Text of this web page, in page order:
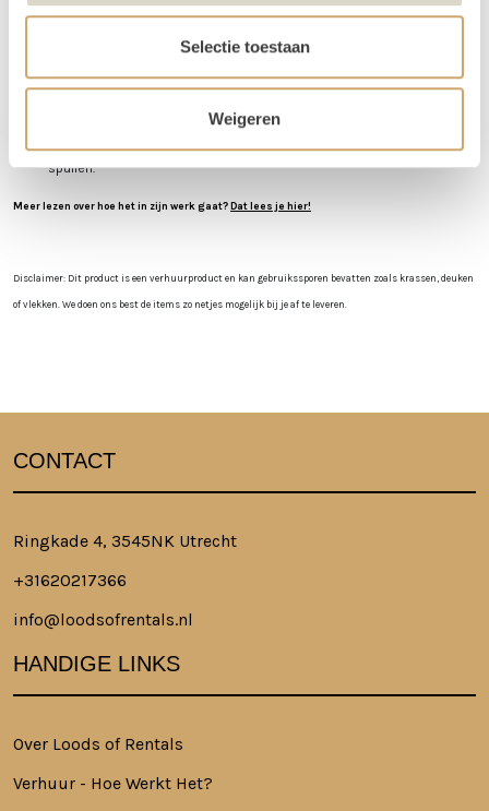
Selectie toestaan
Weigeren
jouw bezorgdag/terugbreng dag in het weekend? Dan plannen we
worden dan op vrijdag bezorgd, en op maandag weer opgehaald. De
verhuurchauffeurs rijden niet op zaterdag of zondag en we zijn dan ook
spullen.
Meer lezen over hoe het in zijn werk gaat? Dat lees je hier!
Disclaimer: Dit product is een verhuurproduct en kan gebruikssporen bevatten zoals krassen, deuken
of vlekken. We doen ons best de items zo netjes mogelijk bij je af te leveren.
CONTACT
Ringkade 4, 3545NK Utrecht
+31620217366
info@loodsofrentals.nl
HANDIGE LINKS
Over Loods of Rentals
Verhuur - Hoe Werkt Het?